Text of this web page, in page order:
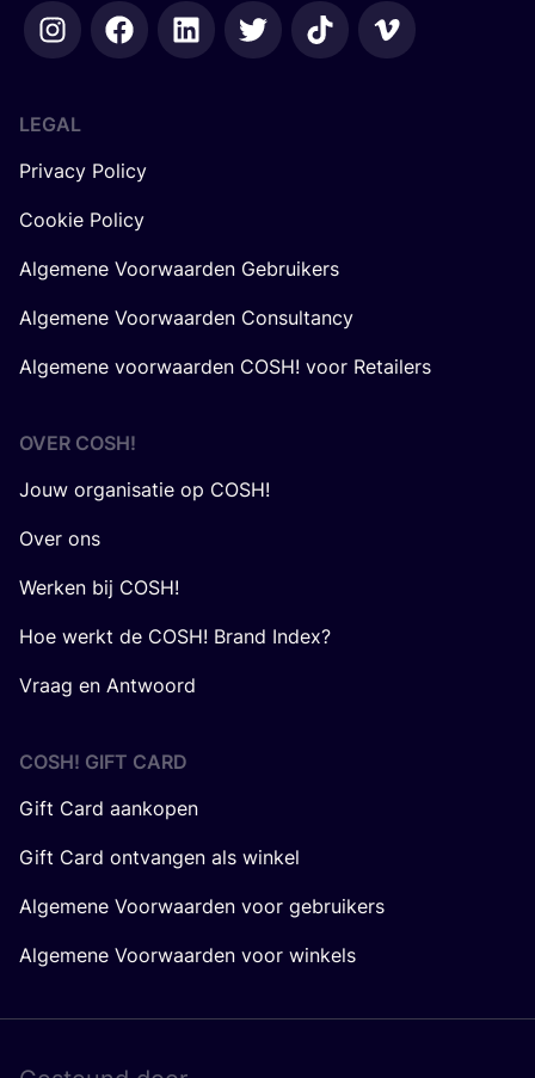
LEGAL
Privacy Policy
Cookie Policy
Algemene Voorwaarden Gebruikers
Algemene Voorwaarden Consultancy
Algemene voorwaarden COSH! voor Retailers
OVER COSH!
Jouw organisatie op COSH!
Over ons
Werken bij COSH!
Hoe werkt de COSH! Brand Index?
Vraag en Antwoord
COSH! GIFT CARD
Gift Card aankopen
Gift Card ontvangen als winkel
Algemene Voorwaarden voor gebruikers
Algemene Voorwaarden voor winkels